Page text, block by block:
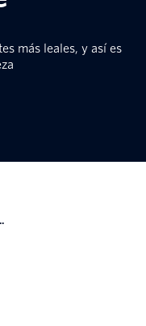
más leales, y así es